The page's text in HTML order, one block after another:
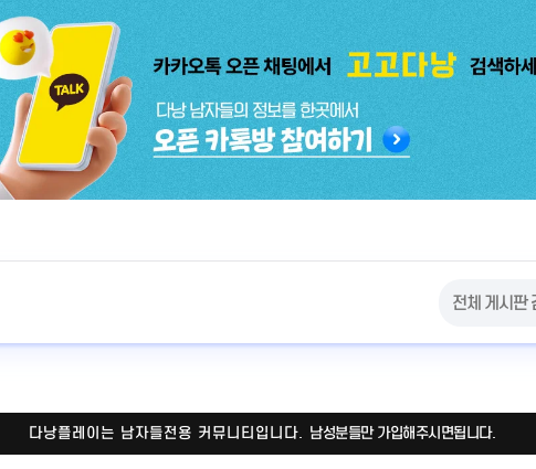
다낭플레이는 남자들전용 커뮤니티입니다. 남성분들만 가입해주시면됩니다.